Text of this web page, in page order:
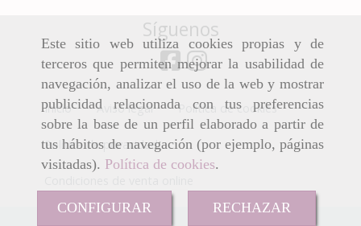
Este sitio web utiliza cookies propias y de
terceros que permiten mejorar la usabilidad de
navegación, analizar el uso de la web y mostrar
publicidad relacionada con tus preferencias
sobre la base de un perfil elaborado a partir de
tus hábitos de navegación (por ejemplo, páginas
visitadas). Política de cookies.
CONFIGURAR RECHAZAR
Síguenos
Inicio Aviso legal Política de cookies
Política de privacidad